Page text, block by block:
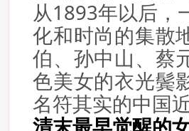
从1893年以后，
化和时尚的集散
伯、孙中山、蔡
色美女的衣光鬓
名符其实的中国